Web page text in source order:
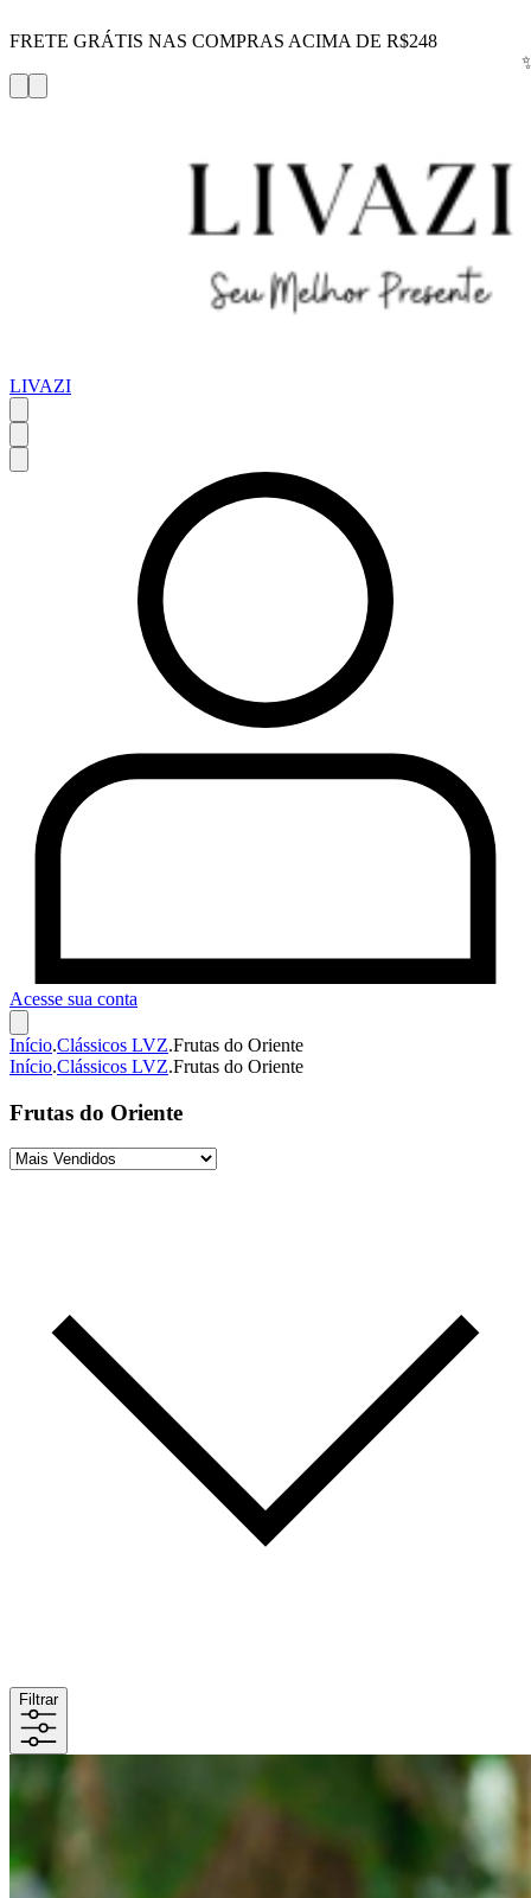
FRETE GRÁTIS NAS COMPRAS ACIMA DE R$248
LIVAZI
Acesse sua conta
Início.Clássicos LVZ.Frutas do Oriente
Início.Clássicos LVZ.Frutas do Oriente
Frutas do Oriente
Filtrar